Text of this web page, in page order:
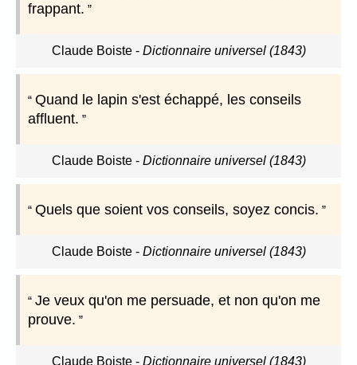
frappant.
Claude Boiste- Dictionnaire universel (1843)
Quand le lapin s'est échappé, les conseils
affluent.
Claude Boiste- Dictionnaire universel (1843)
Quels que soient vos conseils, soyez concis.
Claude Boiste- Dictionnaire universel (1843)
Je veux qu'on me persuade, et non qu'on me
prouve.
Claude Boiste- Dictionnaire universel (1843)